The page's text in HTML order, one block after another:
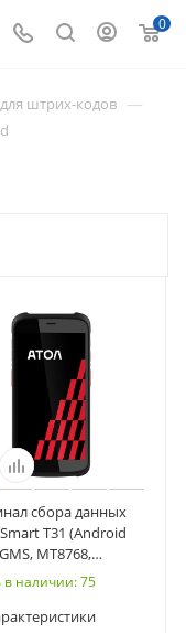
0
штрих-кодов —
сбора данных
T31 (Android
MT8768,
(61364)
в наличии: 75